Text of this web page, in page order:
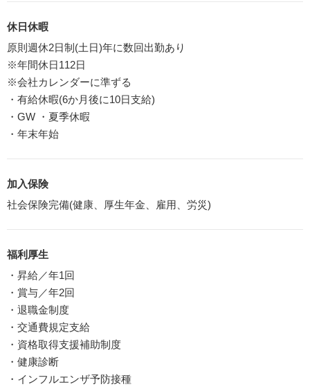
休日休暇
原則週休2日制(土日)年に数回出勤あり
※年間休日112日
※会社カレンダーに準ずる
・有給休暇(6か月後に10日支給)
・GW ・夏季休暇
・年末年始
加入保険
社会保険完備(健康、厚生年金、雇用、労災)
福利厚生
・昇給／年1回
・賞与／年2回
・退職金制度
・交通費規定支給
・資格取得支援補助制度
・健康診断
・インフルエンザ予防接種